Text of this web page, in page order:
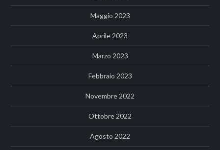
Maggio 2023
Aprile 2023
Marzo 2023
Febbraio 2023
Novembre 2022
Ottobre 2022
Agosto 2022